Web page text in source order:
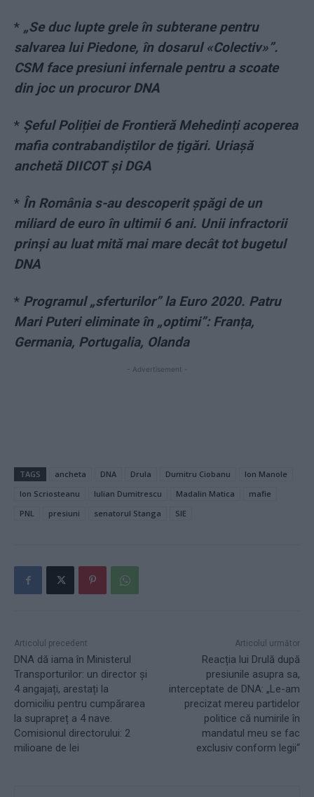
* „Se duc lupte grele în subterane pentru
salvarea lui Piedone, în dosarul «Colectiv»”.
CSM face presiuni infernale pentru a scoate
din joc un procuror DNA
* Șeful Poliției de Frontieră Mehedinți acoperea
mafia contrabandiștilor de țigări. Uriașă
anchetă DIICOT și DGA
* În România s-au descoperit șpăgi de un
miliard de euro în ultimii 6 ani. Unii infractorii
prinși au luat mită mai mare decât tot bugetul
DNA
* Programul „sferturilor” la Euro 2020. Patru
Mari Puteri eliminate în „optimi”: Franța,
Germania, Portugalia, Olanda
- Advertisement -
TAGS ancheta DNA Drula Dumitru Ciobanu
Ion Manole
Ion Scriosteanu
Iulian Dumitrescu Madalin Matica
mafie
PNL
presiuni senatorul Stanga SIE
Articolul precedent
DNA dă iama în Ministerul
Transporturilor: un director și
4 angajați, arestați la
domiciliu pentru cumpărarea
la suprapreț a 4 nave.
Comisionul directorului: 2
milioane de lei
Articolul următor
Reacția lui Drulă după
presiunile asupra sa,
interceptate de DNA: „Le-am
precizat mereu partidelor
politice că numirile în
mandatul meu se fac
exclusiv conform legii“